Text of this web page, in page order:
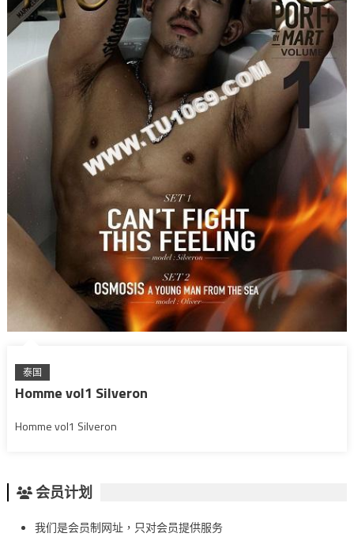
泰国
Homme vol1 Silveron
Homme vol1 Silveron
会员计划
我们是会员制网址，只对会员提供服务